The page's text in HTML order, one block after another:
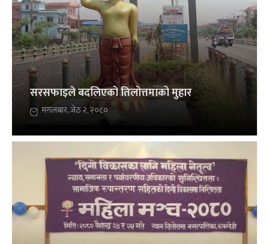
सरसफाइले बदलिएको तिलोत्तमाको मुहार
मंगलबार, जेठ २, २०८०